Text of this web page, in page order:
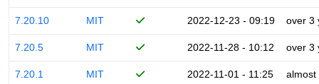
7.20.10 MIT 2022-12-23 - 09:19 over 3
7.20.5 MIT 2022-11-28 - 10:12 over 3
7.20.1 MIT 2022-11-01 - 11:25 almost